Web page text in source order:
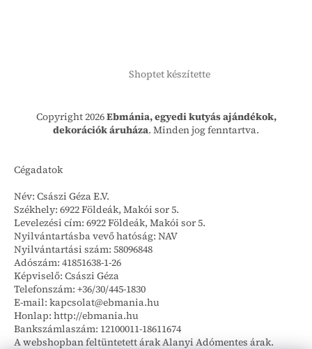
Shoptet készítette
Copyright 2026Ebmánia, egyedi kutyás ajándékok,
dekorációk áruháza. Minden jog fenntartva.
Cégadatok
Név: Császi Géza E.V.
Székhely: 6922 Földeák, Makói sor 5.
Levelezési cím: 6922 Földeák, Makói sor 5.
Nyilvántartásba vevő hatóság: NAV
Nyilvántartási szám: 58096848
Adószám: 41851638-1-26
Képviselő: Császi Géza
Telefonszám: +36/30/445-1830
E-mail: kapcsolat@ebmania.hu
Honlap: http://ebmania.hu
Bankszámlaszám: 12100011-18611674
A webshopban feltüntetett árak Alanyi Adómentes árak.